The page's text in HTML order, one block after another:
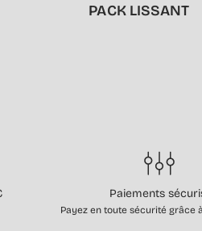
PACK LISSANT
Paiements
Payez en toute sécurité grâce